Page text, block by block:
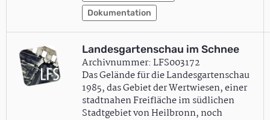
Dokumentation
Landesgartenschau im Schnee
Archivnummer: LFS003172
Das Gelände für die Landesgartenschau
1985, das Gebiet der Wertwiesen, einer
stadtnahen Freifläche im südlichen
Stadtgebiet von Heilbronn, noch